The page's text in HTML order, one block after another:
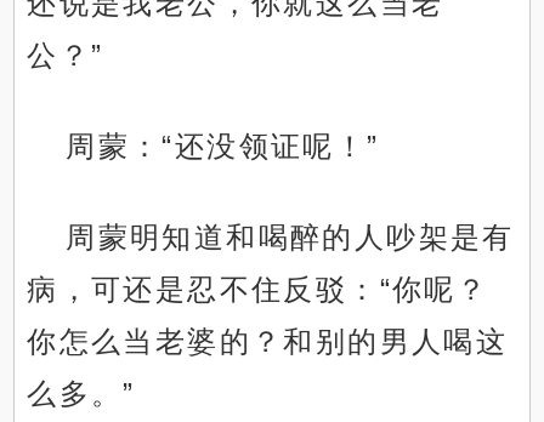
公？”
周蒙：“还没领证呢！”
周蒙明知道和喝醉的人吵架是有
病，可还是忍不住反驳：“你呢？
你怎么当老婆的？和别的男人喝这
么多。”